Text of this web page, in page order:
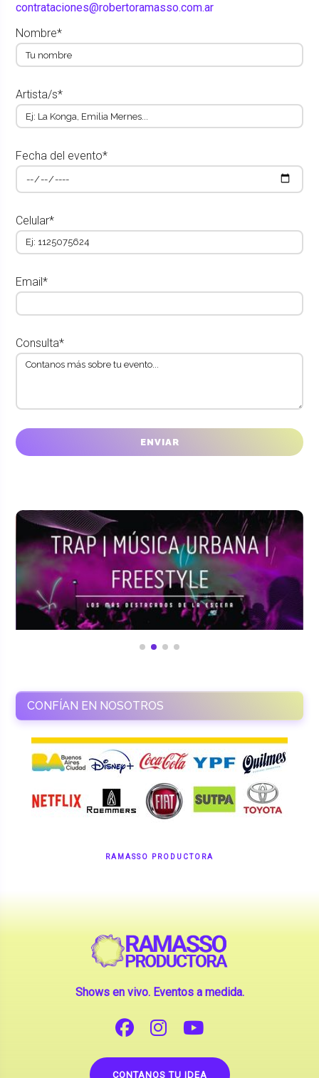
contrataciones@robertoramasso.com.ar
Nombre*
Artista/s*
Fecha del evento*
Celular*
Email*
Consulta*
CONFÍAN EN NOSOTROS
RAMASSO PRODUCTORA
Shows en vivo. Eventos a medida.
CONTANOS TU IDEA